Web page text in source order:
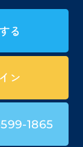
る
ン
1865